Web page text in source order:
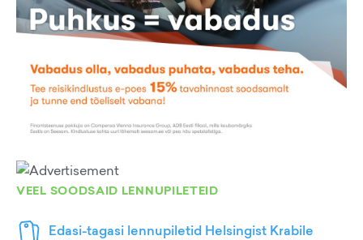
VEEL SOODSAID LENNUPILETEID
Edasi-tagasi lennupiletid Helsingist Krabile